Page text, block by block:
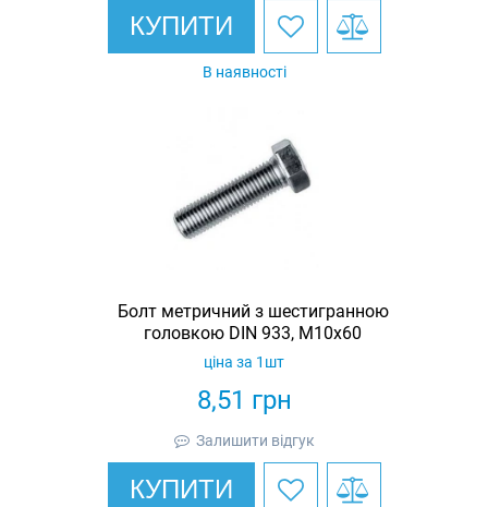
КУПИТИ
В наявності
Болт метричний з шестигранною
головкою DIN 933, М10х60
8,51 грн
ціна за 1шт
Залишити відгук
КУПИТИ